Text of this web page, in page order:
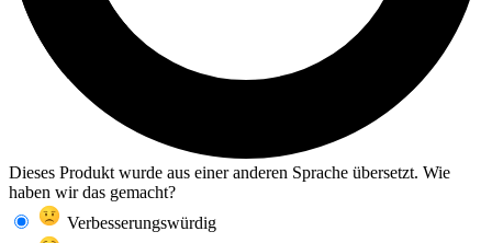
Dieses Produkt wurde aus einer anderen Sprache übersetzt. Wie
haben wir das gemacht?
Verbesserungswürdig